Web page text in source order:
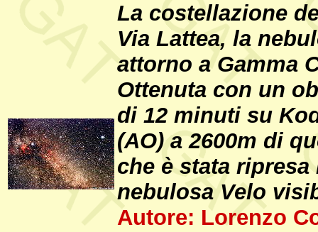
La costellazione
Via Lattea, la
attorno a Gamma
Ottenuta con un
di 12 minuti su
(AO) a 2600m di
che è stata
nebulosa Velo
Autore: Lorenzo